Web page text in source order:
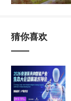
猜你喜欢